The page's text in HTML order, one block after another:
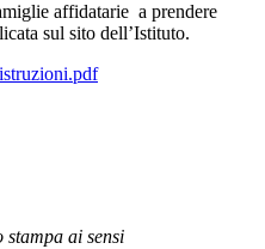
affidatarie a prendere
sul sito dell’Istituto.
stampa ai sensi